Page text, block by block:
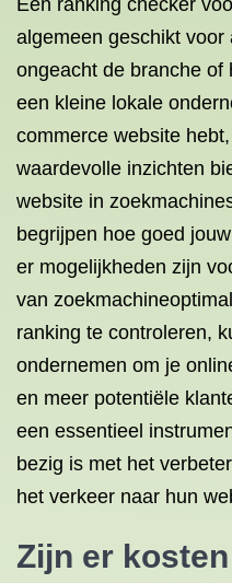
Een ranking checker
algemeen geschikt voor
ongeacht de branche of
een kleine lokale
commerce website
waardevolle inzichten
website in
begrijpen hoe goed
er mogelijkheden zijn
van
ranking te controleren,
ondernemen om je
en meer potentiële
een essentieel
bezig is met het
het verkeer naar hun
Zijn er